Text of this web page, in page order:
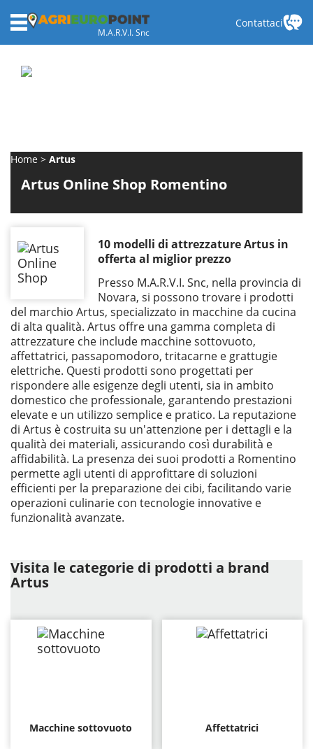
M.A.R.V.I. Snc
Contattaci
Home Artus
Artus Online Shop Romentino
10 modelli di attrezzature Artus in
offerta al miglior prezzo
Presso M.A.R.V.I. Snc, nella provincia di
Novara, si possono trovare i prodotti
del marchio Artus, specializzato in macchine da cucina
di alta qualità. Artus offre una gamma completa di
attrezzature che include macchine sottovuoto,
affettatrici, passapomodoro, tritacarne e grattugie
elettriche. Questi prodotti sono progettati per
rispondere alle esigenze degli utenti, sia in ambito
domestico che professionale, garantendo prestazioni
elevate e un utilizzo semplice e pratico. La reputazione
di Artus è costruita su un'attenzione per i dettagli e la
qualità dei materiali, assicurando così durabilità e
affidabilità. La presenza dei suoi prodotti a Romentino
permette agli utenti di approfittare di soluzioni
efficienti per la preparazione dei cibi, facilitando varie
operazioni culinarie con tecnologie innovative e
funzionalità avanzate.
Visita le categorie di prodotti a brand
Artus
Macchine sottovuoto Affettatrici